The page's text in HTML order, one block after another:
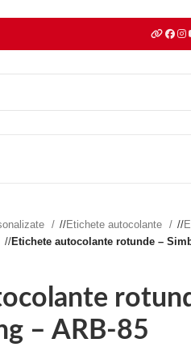
/ Etichete autocolante /
/ Etichete autocolante rotunde –
– ARB-85